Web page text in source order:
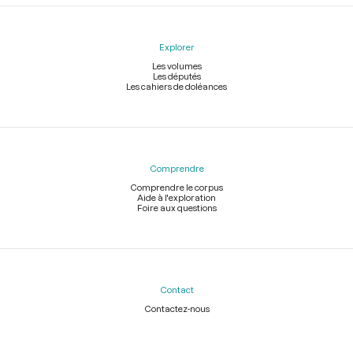
Explorer
Les volumes
Les députés
Les cahiers de doléances
Comprendre
Comprendre le corpus
Aide à l'exploration
Foire aux questions
Contact
Contactez-nous